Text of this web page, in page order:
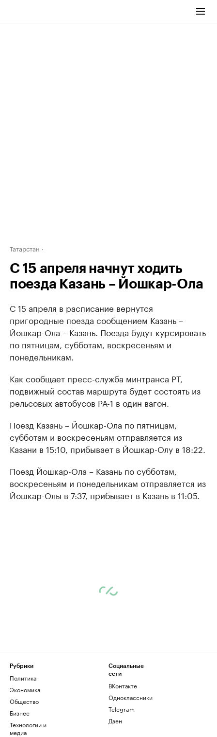
Татарстан
С 15 апреля начнут ходить
поезда Казань – Йошкар-Ола
С 15 апреля в расписание вернутся
пригородные поезда сообщением Казань –
Йошкар-Ола – Казань. Поезда будут курсировать
по пятницам, субботам, воскресеньям и
понедельникам.
Как сообщает пресс-служба минтранса РТ,
подвижный состав маршрута будет состоять из
рельсовых автобусов РА-1 в один вагон.
Поезд Казань – Йошкар-Ола по пятницам,
субботам и воскресеньям отправляется из
Казани в 15:10, прибывает в Йошкар-Олу в 18:22.
Поезд Йошкар-Ола – Казань по субботам,
воскресеньям и понедельникам отправляется из
Йошкар-Олы в 7:37, прибывает в Казань в 11:05.
Рубрики
Политика
Экономика
Общество
Бизнес
Технологии и
медиа
Социальные
сети
ВКонтакте
Одноклассники
Telegram
Дзен